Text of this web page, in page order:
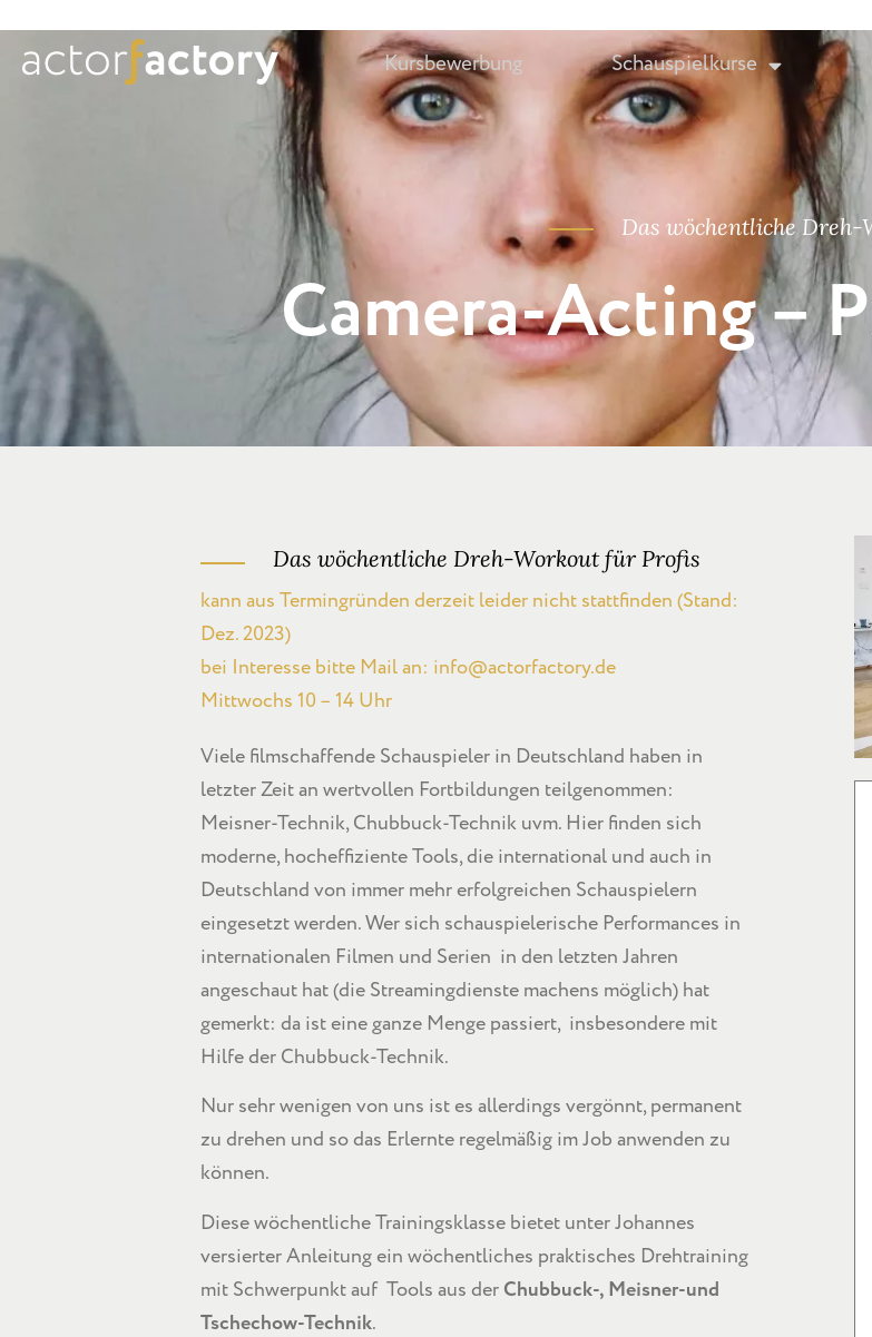
Kursbewerbung Schauspielkurse
Das wöchentliche Dreh-
Camera-Acting –
Das wöchentliche Dreh-Workout für Profis
kann aus Termingründen derzeit leider nicht stattfinden (Stand:
Dez. 2023)
bei Interesse bitte Mail an: info@actorfactory.de
Mittwochs 10 – 14 Uhr
Viele filmschaffende Schauspieler in Deutschland haben in
letzter Zeit an wertvollen Fortbildungen teilgenommen:
Meisner-Technik, Chubbuck-Technik uvm. Hier finden sich
moderne, hocheffiziente Tools, die international und auch in
Deutschland von immer mehr erfolgreichen Schauspielern
eingesetzt werden. Wer sich schauspielerische Performances in
internationalen Filmen und Serien in den letzten Jahren
angeschaut hat (die Streamingdienste machens möglich) hat
gemerkt: da ist eine ganze Menge passiert, insbesondere mit
Hilfe der Chubbuck-Technik.
Nur sehr wenigen von uns ist es allerdings vergönnt, permanent
zu drehen und so das Erlernte regelmäßig im Job anwenden zu
können.
Diese wöchentliche Trainingsklasse bietet unter Johannes
versierter Anleitung ein wöchentliches praktisches Drehtraining
mit Schwerpunkt auf Tools aus derChubbuck-, Meisner-und
Tschechow-Technik.